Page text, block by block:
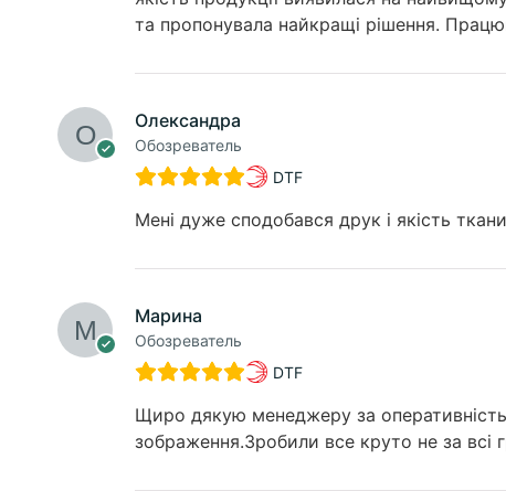
та пропонувала найкращі рішення.
Олександра
Обозреватель
DTF
Мені дуже сподобався друк і якість
Марина
Обозреватель
DTF
Щиро дякую менеджеру за
зображення.Зробили все круто не за всі